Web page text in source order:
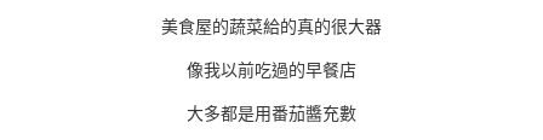
美食屋的蔬菜給的真的很大器
像我以前吃過的早餐店
大多都是用番茄醬充數